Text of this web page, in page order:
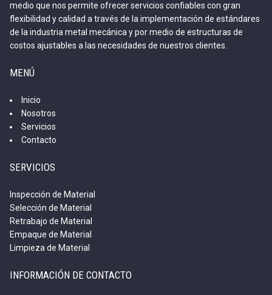
medio que nos permite ofrecer servicios confiables con gran
flexibilidad y calidad a través de la implementación de estándares
de la industria metal mecánica y por medio de estructuras de
costos ajustables a las necesidades de nuestros clientes.
MENÚ
Inicio
Nosotros
Servicios
Contacto
SERVICIOS
Inspección de Material
Selección de Material
Retrabajo de Material
Empaque de Material
Limpieza de Material
INFORMACIÓN DE CONTACTO